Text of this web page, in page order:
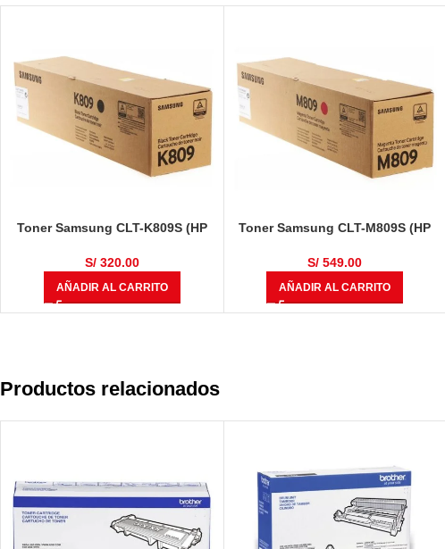
Toner Samsung CLT-K809S (HP
S/320.00
AÑADIR AL CARRITO
Toner Samsung CLT-M809S (HP
S/ 549.00
AÑADIR AL CARRITO
Productos relacionados